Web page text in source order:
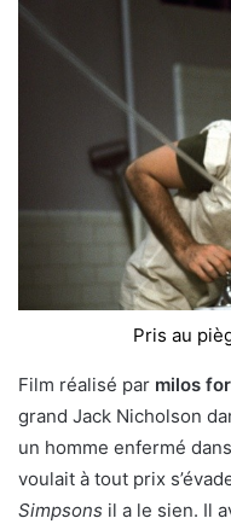
Pris au
Film réalisé par milos
grand Jack Nicholson
un homme enfermé
voulait à tout prix
Simpsons il a le sien. Il